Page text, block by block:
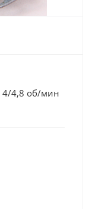
4/4,8 об/мин